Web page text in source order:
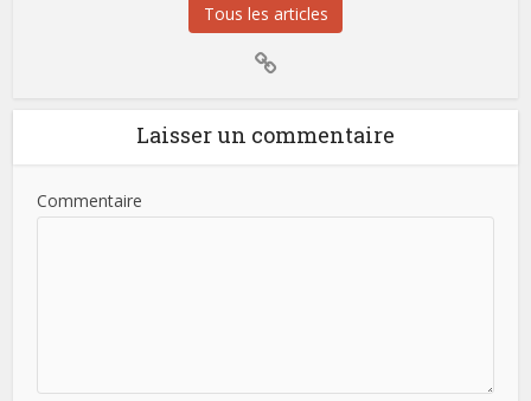
Tous les articles
Laisser un commentaire
Commentaire